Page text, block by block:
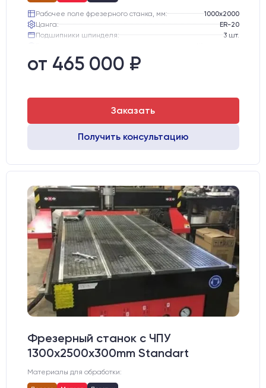
Рабочее поле фрезерного станка, мм:
1000х2000
Цанга:
ER-20
Подшипники шпинделя:
3 шт.
Двигатели:
от 465 000 ₽
Заказать
Получить консультацию
Фрезерный станок с ЧПУ
1300x2500x300mm Standart
Материалы для обработки: